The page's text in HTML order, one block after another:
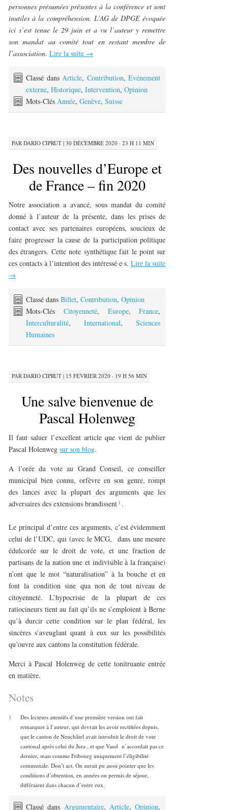
personnes présumées présentes à la conférence et sont
inutiles à la compréhension. L’AG de DPGE évoquée
ici s’est tenue le 29 juin et a vu l’auteur y remettre
son mandat au comité tout en restant membre de
l’association. Lire la suite →
Classé dansArticle, Contribution,Evénement
externe,Historique,Intervention,Opinion
Mots-ClésAnnée,Genève,Suisse
PAR DARIO CIPRUT |30 DÉCEMBRE 2020 · 23 H 11 MIN
Des nouvelles d’Europe et
de France – fin 2020
Notre association a avancé, sous mandat du comité
donné à l’auteur de la présente, dans les prises de
contact avec ses partenaires européens, soucieux de
faire progresser la cause de la participation politique
des étrangers. Cette note synthétique fait le point sur
ces contacts à l’intention des intéressé·e·s.Lire la suite
→
Classé dansBillet,Contribution,Opinion
Mots-Clés Citoyenneté, Europe,France,
Interculturalité,International,Sciences
Humaines
PAR DARIO CIPRUT | 15 FÉVRIER 2020 · 19 H 56 MIN
Une salve bienvenue de
Pascal Holenweg
Il faut saluer l’excellent article que vient de publier
Pascal Holenwegsur son blog.
A l’orée du vote au Grand Conseil, ce conseiller
municipal bien connu, orfèvre en son genre, rompt
des lances avec la plupart des arguments que les
adversaires des extensions brandissent 1 .
Le principal d’entre ces arguments, c’est évidemment
celui de l’UDC, qui (avec le MCG, dans une mesure
édulcorée sur le droit de vote, et une fraction de
partisans de la nation une et indivisible à la française)
n’ont que le mot “naturalisation” à la bouche et en
font la condition sine qua non de tout niveau de
citoyenneté. L’hypocrisie de la plupart de ces
ratiocineurs tient au fait qu’ils ne s’emploient à Berne
qu’à durcir cette condition sur le plan fédéral, les
sincères s’aveuglant quant à eux sur les possibilités
qu’ouvre aux cantons la constitution fédérale.
Merci à Pascal Holenweg de cette tonitruante entrée
en matière.
Notes
1
Des lecteurs attentifs d’une première version ont fait
remarquer à l’auteur, qui devrait les avoir rectifiées depuis,
que le canton de Neuchâtel avait introduit le droit de vote
cantonal après celui du Jura , et que Vaud n’accordait pas ce
dernier, mais comme Fribourg uniquement l’éligibilité
communale. Don’t act. On aurait pu aussi pointer que les
conditions d’obtention, en années ou permis de séjour,
différaient dans chacun d’entre eux.
Classé dans Argumentaire, Article,Opinion,